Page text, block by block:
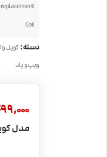
replacement
Coil
دسته:کویل و
ویپ و پاد
مدل